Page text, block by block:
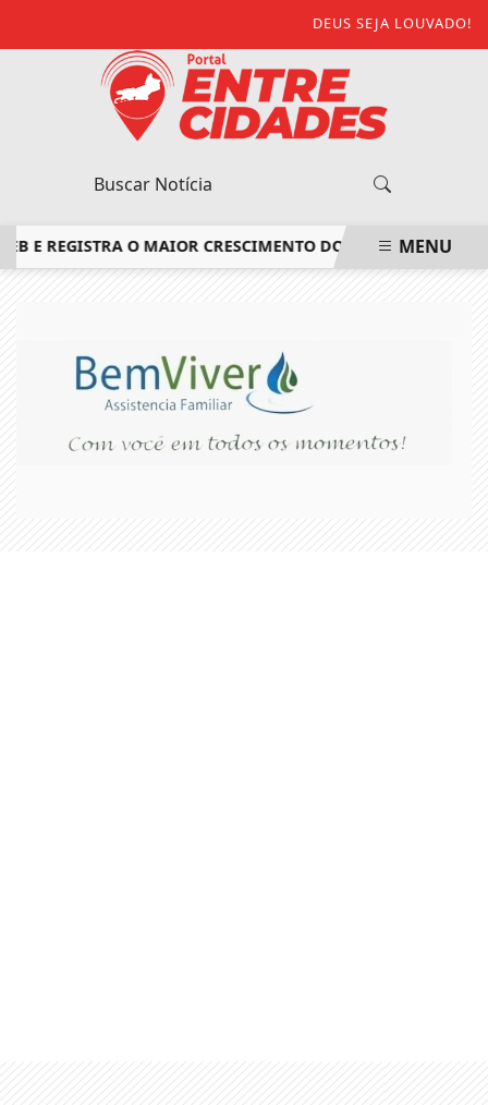
DEUS SEJA LOUVADO!
REGISTRA O MAIOR CRESCIMENTO DO ESTADO DO RIO DE
MENU